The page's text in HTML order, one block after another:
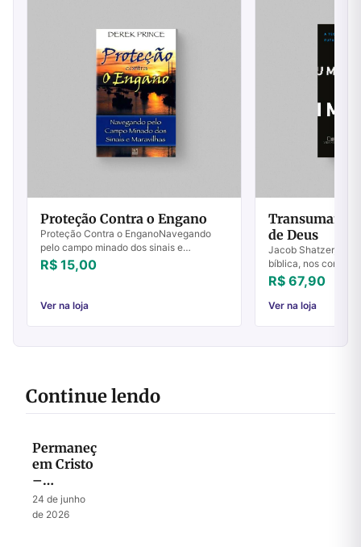
Proteção Contra o Engano
Proteção Contra o EnganoNavegando
pelo campo minado dos sinais e
maravilhas “Porque surgirão falsos
cristos e falsos profetas, e farão tão
R$ 15,00
Ver na loja
de Deus
Jacob Shatzer,
bíblica, nos conduz
cuidadosa acerca
discipulado cristão
tecnológico
R$ 67,90
Ver na loja
Continue lendo
Permaneça
em Cristo
–
Descubra
sua Força
24 de junho
de 2026